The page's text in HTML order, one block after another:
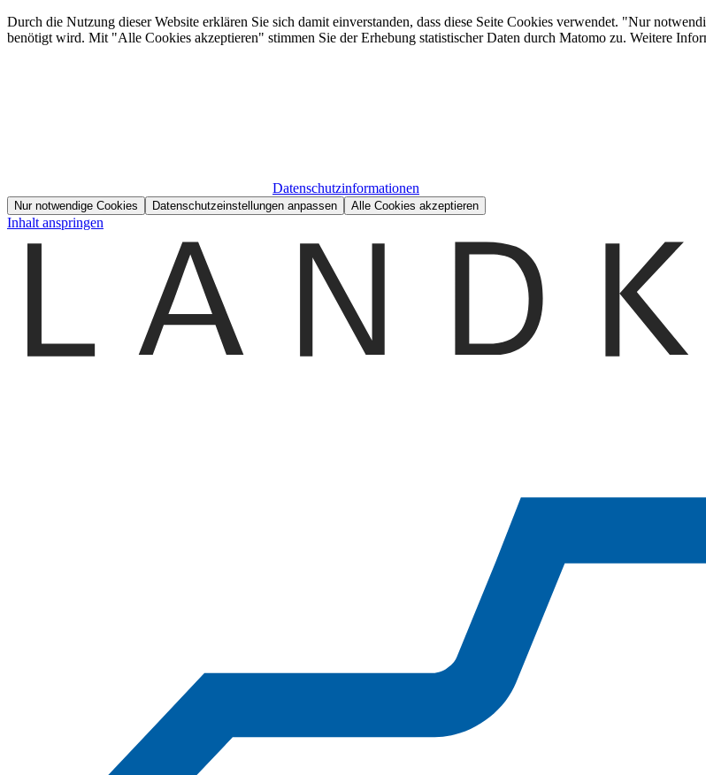
Durch die Nutzung dieser Website erklären Sie sich damit einverstanden, dass diese Seite Cookies verwendet. "Nur
benötigt wird. Mit "Alle Cookies akzeptieren" stimmen Sie der Erhebung statistischer Daten durch Matomo zu. Weitere
Datenschutzinformationen
Nur notwendige Cookies Datenschutzeinstellungen anpassen Alle Cookies akzeptieren
Inhalt anspringen